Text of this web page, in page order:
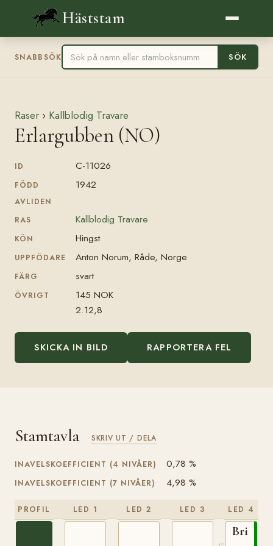
Häststam
SNABBSÖK SÖK
Raser › Kallblodig Travare
Erlargubben (NO)
ID C-11026
FÖDD 1942
AVLIDEN
RAS
Kallblodig Travare
KÖN Hingst
UPPFÖDARE Anton Norum, Råde, Norge
FÄRG svart
ÖVRIGT
145 NOK
2.12,8
SKICKA IN BILD RAPPORTERA FEL
Stamtavla SKRIV UT / DELA
INAVELSKOEFFICIENT (4 NIVÅER) 0,78 %
INAVELSKOEFFICIENT (7 NIVÅER) 4,98 %
PROFIL LED 1 LED 2 LED 3 LED 4
Brimin